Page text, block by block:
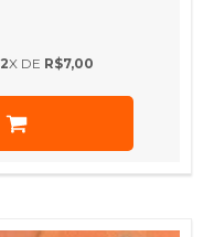
2X DE R$7,00